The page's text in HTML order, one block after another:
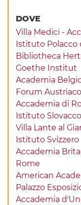
DOVE
Villa Medici -
Istituto Polacco
Bibliotheca
Goethe Institut
Academia
Forum
Accademia di
Istituto Slovacco
Villa Lante al
Istituto Svizzero
Accademia
Rome
American
Palazzo
Accademia